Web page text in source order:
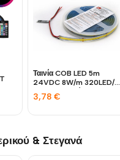
Ταινία COB LED 5m
24VDC 8W/m 320LED/m
3,78 €
& Στεγανά